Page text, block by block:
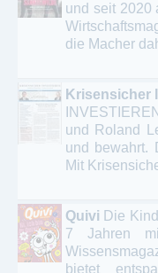
und seit 2020
die Macher
Krisensicher
und Roland
und bewahrt.
Mit
Quivi Die
7 Jahren
bietet